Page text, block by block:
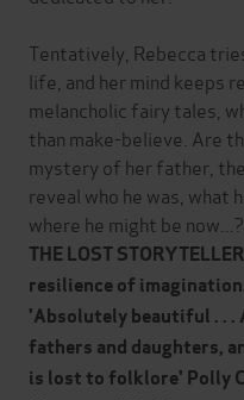
Tentatively, Rebecca
life, and her mind keeps
melancholic fairy tales,
than make-believe. Are
mystery of her father,
reveal who he was, what
where he might be now...?
THE LOST
resilience of
'Absolutely beautiful . . .
fathers and daughters,
is lost to folklore' Polly